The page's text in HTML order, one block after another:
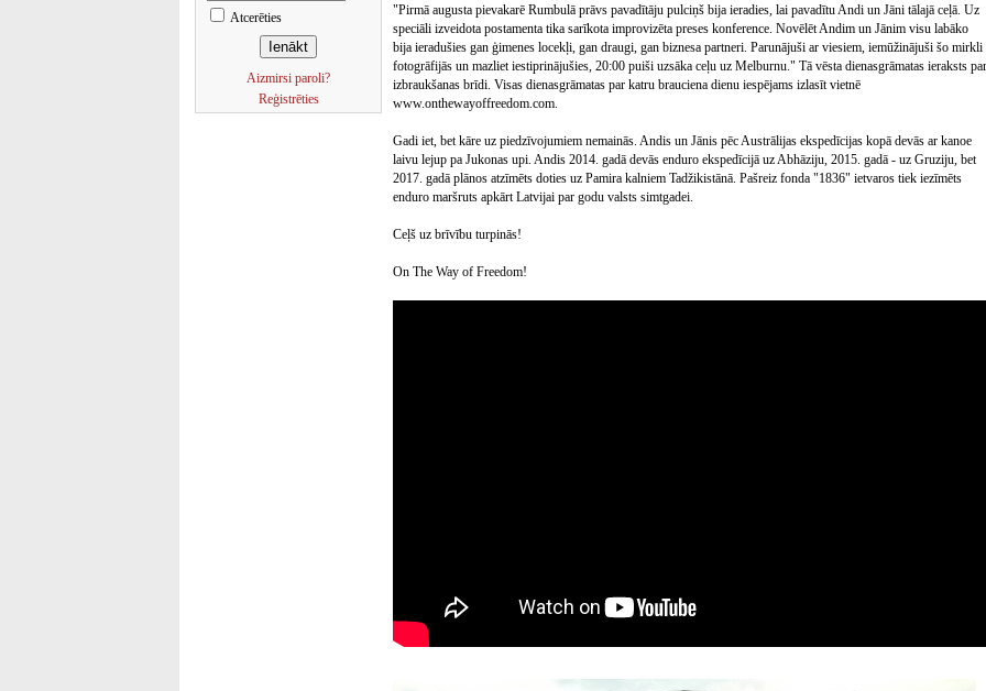
Atcerēties
Aizmirsi paroli?
Reģistrēties
"Pirmā augusta pievakarē Rumbulā prāvs pavadītāju pulciņš bija ieradies, lai pavadītu Andi un Jāni tālajā ceļā. Uz
speciāli izveidota postamenta tika sarīkota improvizēta preses konference. Novēlēt Andim un Jānim visu labāko
bija ieradušies gan ģimenes locekļi, gan draugi, gan biznesa partneri. Parunājuši ar viesiem, iemūžinājuši šo mirkli
fotogrāfijās un mazliet iestiprinājušies, 20:00 puiši uzsāka ceļu uz Melburnu." Tā vēsta dienasgrāmatas ieraksts par
izbraukšanas brīdi. Visas dienasgrāmatas par katru brauciena dienu iespējams izlasīt vietnē
www.onthewayoffreedom.com.
Gadi iet, bet kāre uz piedzīvojumiem nemainās. Andis un Jānis pēc Austrālijas ekspedīcijas kopā devās ar kanoe
laivu lejup pa Jukonas upi. Andis 2014. gadā devās enduro ekspedīcijā uz Abhāziju, 2015. gadā - uz Gruziju, bet
2017. gadā plānos atzīmēts doties uz Pamira kalniem Tadžikistānā. Pašreiz fonda "1836" ietvaros tiek iezīmēts
enduro maršruts apkārt Latvijai par godu valsts simtgadei.
Ceļš uz brīvību turpinās!
On The Way of Freedom!